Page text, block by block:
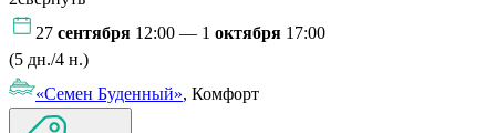
27 сентября 12:00 — 1 октября 17:00
(5 дн./4 н.)
«Семен Буденный», Комфорт